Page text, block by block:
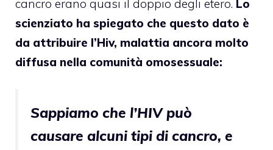
cancro erano quasi il doppio degli etero. Lo
scienziato ha spiegato che questo dato è
da attribuire l’Hiv, malattia ancora molto
diffusa nella comunità omosessuale:
Sappiamo che l’HIV può
causare alcuni tipi di cancro, e